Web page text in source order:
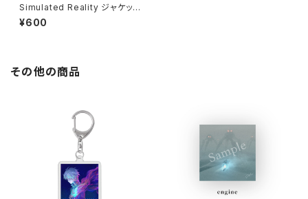
Simulated Reality ジャケット
キーホルダー ※商品説明欄の
内容を必ずご確認ください
¥600
その他の商品